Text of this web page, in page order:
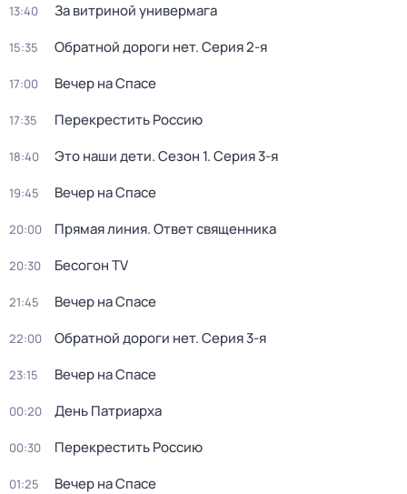
13:40 За витриной универмага
15:35 Обратной дороги нет. Серия 2-я
17:00 Вечер на Спасе
17:35 Перекреcтить Росcию
18:40 Это наши дети. Сезон 1. Серия 3-я
19:45 Вечер на Спасе
20:00 Прямая линия. Ответ священника
20:30 Бесогон TV
21:45 Вечер на Спасе
22:00 Обратной дороги нет. Серия 3-я
23:15 Вечер на Спасе
00:20 День Патриарха
00:30 Перекреcтить Росcию
01:25 Вечер на Спасе